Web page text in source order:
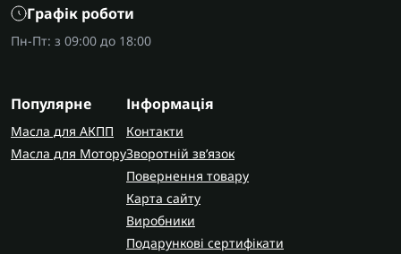
Графік роботи
Пн-Пт: з 09:00 до 18:00
Популярне
Масла для АКПП
Масла для Мотору
Інформація
Контакти
Зворотній зв’язок
Повернення товару
Карта сайту
Виробники
Подарункові сертифікати